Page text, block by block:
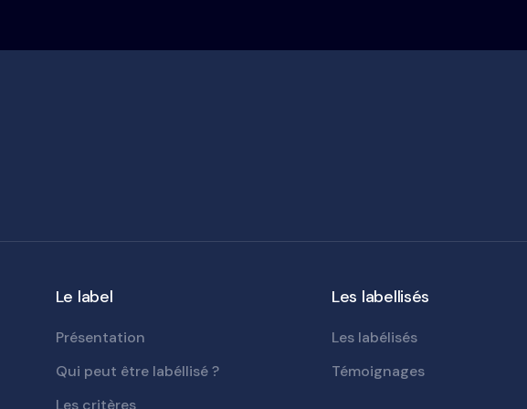
Le label
Présentation
Qui peut être labéllisé ?
Les critères
Les labellisés
Les labélisés
Témoignages